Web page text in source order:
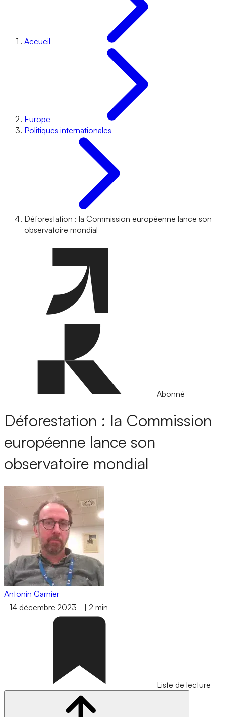
Accueil
Europe
Politiques internationales
Déforestation : la Commission européenne lance son
observatoire mondial
Abonné
Déforestation : la Commission
européenne lance son
observatoire mondial
Antonin Garnier
- 14 décembre 2023 - 2 min
Liste de lecture